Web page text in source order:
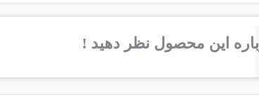
این محصول نظر دهید !